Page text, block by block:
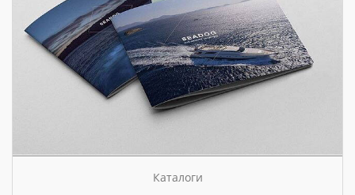
Каталоги